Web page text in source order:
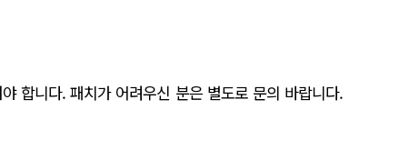
합니다. 패치가 어려우신 분은 별도로 문의 바랍니다.